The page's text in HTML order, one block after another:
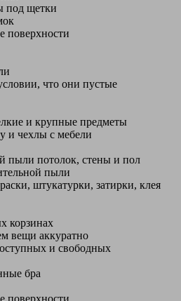
под щетки
поверхности
что они пустые
и крупные предметы
и чехлы с мебели
пыли потолок, стены и пол
пыли
штукатурки, затирки, клея
корзинах
вещи аккуратно
и свободных
бра
поверхности